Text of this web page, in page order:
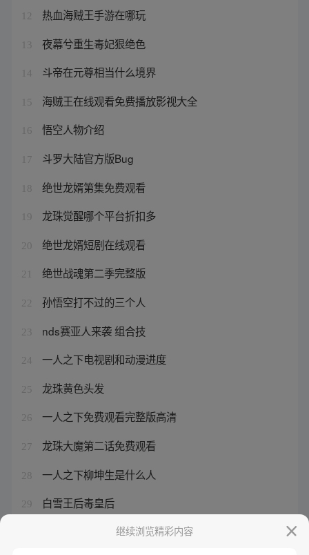
12 热血海贼王手游在哪玩
13 夜幕兮重生毒妃狠绝色
14 斗帝在元尊相当什么境界
15 海贼王在线观看免费播放影视大全
16 悟空人物介绍
17 斗罗大陆官方版Bug
18 绝世龙婿第集免费观看
19 龙珠觉醒哪个平台折扣多
20 绝世龙婿短剧在线观看
21 绝世战魂第二季完整版
22 孙悟空打不过的三个人
23 nds赛亚人来袭 组合技
24 一人之下电视剧和动漫进度
25 龙珠黄色头发
26 一人之下免费观看完整版高清
27 龙珠大魔第二话免费观看
28 一人之下柳坤生是什么人
29 白雪王后毒皇后
一人之下电视剧是动漫的第几季
继续浏览精彩内容